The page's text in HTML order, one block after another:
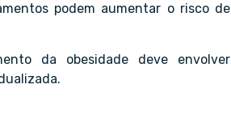
podem aumentar o risco de
da obesidade deve envolver